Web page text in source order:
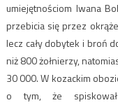
umiejętnościom Iwana
przebicia się przez
lecz cały dobytek i broń
niż 800 żołnierzy,
30 000. W kozackim
o tym, że